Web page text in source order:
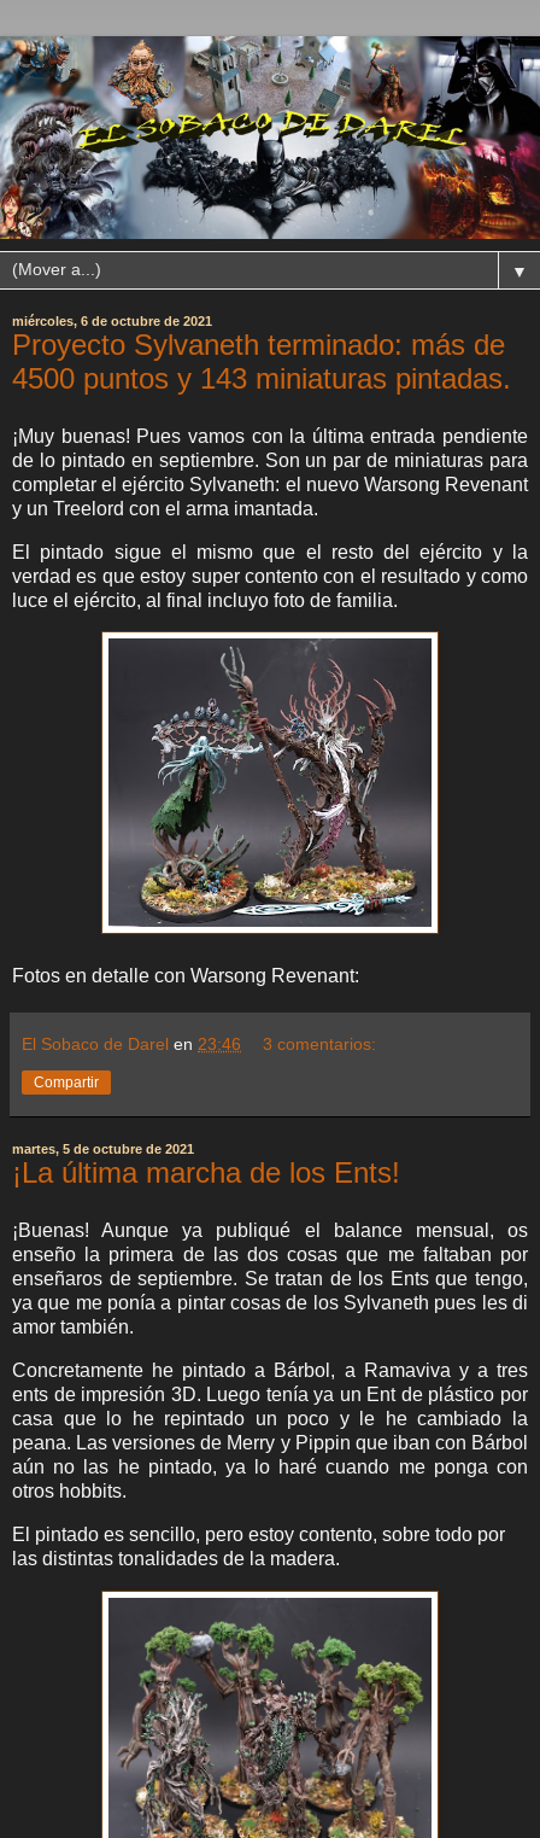
▼
miércoles, 6 de octubre de 2021
Proyecto Sylvaneth terminado: más de
4500 puntos y 143 miniaturas pintadas.
¡Muy buenas! Pues vamos con la última entrada pendiente
de lo pintado en septiembre. Son un par de miniaturas para
completar el ejército Sylvaneth: el nuevo Warsong Revenant
y un Treelord con el arma imantada.
El pintado sigue el mismo que el resto del ejército y la
verdad es que estoy super contento con el resultado y como
luce el ejército, al final incluyo foto de familia.
Fotos en detalle con Warsong Revenant:
El Sobaco de Darel en 23:46 3 comentarios:
Compartir
martes, 5 de octubre de 2021
¡La última marcha de los Ents!
¡Buenas! Aunque ya publiqué el balance mensual, os
enseño la primera de las dos cosas que me faltaban por
enseñaros de septiembre. Se tratan de los Ents que tengo,
ya que me ponía a pintar cosas de los Sylvaneth pues les di
amor también.
Concretamente he pintado a Bárbol, a Ramaviva y a tres
ents de impresión 3D. Luego tenía ya un Ent de plástico por
casa que lo he repintado un poco y le he cambiado la
peana. Las versiones de Merry y Pippin que iban con Bárbol
aún no las he pintado, ya lo haré cuando me ponga con
otros hobbits.
El pintado es sencillo, pero estoy contento, sobre todo por
las distintas tonalidades de la madera.